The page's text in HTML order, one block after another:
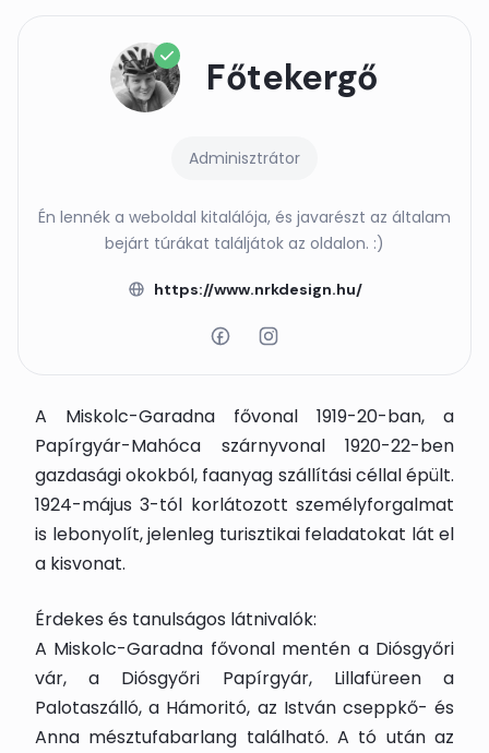
Főtekergő
Adminisztrátor
Én lennék a weboldal kitalálója, és javarészt az általam
bejárt túrákat találjátok az oldalon. :)
https://www.nrkdesign.hu/
A Miskolc-Garadna fővonal 1919-20-ban, a
Papírgyár-Mahóca szárnyvonal 1920-22-ben
gazdasági okokból, faanyag szállítási céllal épült.
1924-május 3-tól korlátozott személyforgalmat
is lebonyolít, jelenleg turisztikai feladatokat lát el
a kisvonat.
Érdekes és tanulságos látnivalók:
A Miskolc-Garadna fővonal mentén a Diósgyőri
vár, a Diósgyőri Papírgyár, Lillafüreen a
Palotaszálló, a Hámoritó, az István cseppkő- és
Anna mésztufabarlang található. A tó után az